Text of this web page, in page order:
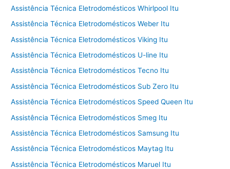
Assistência Técnica Eletrodomésticos Whirlpool Itu
Assistência Técnica Eletrodomésticos Weber Itu
Assistência Técnica Eletrodomésticos Viking Itu
Assistência Técnica Eletrodomésticos U-line Itu
Assistência Técnica Eletrodomésticos Tecno Itu
Assistência Técnica Eletrodomésticos Sub Zero Itu
Assistência Técnica Eletrodomésticos Speed Queen Itu
Assistência Técnica Eletrodomésticos Smeg Itu
Assistência Técnica Eletrodomésticos Samsung Itu
Assistência Técnica Eletrodomésticos Maytag Itu
Assistência Técnica Eletrodomésticos Maruel Itu